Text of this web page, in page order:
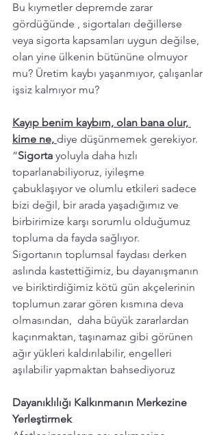
Bu kıymetler depremde zarar
gördüğünde , sigortaları değillerse
veya sigorta kapsamları uygun değilse,
olan yine ülkenin bütününe olmuyor
mu? Üretim kaybı yaşanmıyor, çalışanlar
işsiz kalmıyor mu?
Kayıp benim kaybım, olan bana olur,
kime ne, diye düşünmemek gerekiyor.
“Sigorta yoluyla daha hızlı
toparlanabiliyoruz, iyileşme
çabuklaşıyor ve olumlu etkileri sadece
bizi değil, bir arada yaşadığımız ve
birbirimize karşı sorumlu olduğumuz
topluma da fayda sağlıyor.
Sigortanın toplumsal faydası derken
aslında kastettiğimiz, bu dayanışmanın
ve biriktirdiğimiz kötü gün akçelerinin
toplumun zarar gören kısmına deva
olmasından,  daha büyük zararlardan
kaçınmaktan, taşınamaz gibi görünen
ağır yükleri kaldırılabilir, engelleri
aşılabilir yapmaktan bahsediyoruz
Dayanıklılığı Kalkınmanın Merkezine
Yerleştirmek